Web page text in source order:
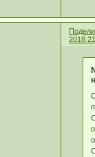
2018